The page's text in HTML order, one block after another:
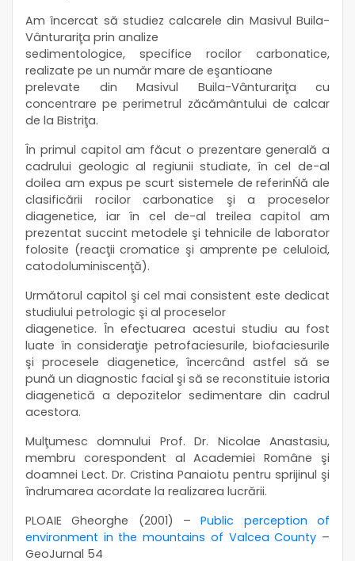
Am încercat să studiez calcarele din Masivul Buila-
Vânturariţa prin analize
sedimentologice, specifice rocilor carbonatice,
realizate pe un număr mare de eşantioane
prelevate din Masivul Buila-Vânturariţa cu
concentrare pe perimetrul zăcământului de calcar
de la Bistriţa.
În primul capitol am făcut o prezentare generală a
cadrului geologic al regiunii studiate, în cel de-al
doilea am expus pe scurt sistemele de referinŃă ale
clasificării rocilor carbonatice şi a proceselor
diagenetice, iar în cel de-al treilea capitol am
prezentat succint metodele şi tehnicile de laborator
folosite (reacţii cromatice şi amprente pe celuloid,
catodoluminiscenţă).
Următorul capitol şi cel mai consistent este dedicat
studiului petrologic şi al proceselor
diagenetice. În efectuarea acestui studiu au fost
luate în consideraţie petrofaciesurile, biofaciesurile
şi procesele diagenetice, încercând astfel să se
pună un diagnostic facial şi să se reconstituie istoria
diagenetică a depozitelor sedimentare din cadrul
acestora.
Mulţumesc domnului Prof. Dr. Nicolae Anastasiu,
membru corespondent al Academiei Române şi
doamnei Lect. Dr. Cristina Panaiotu pentru sprijinul şi
îndrumarea acordate la realizarea lucrării.
PLOAIE Gheorghe (2001) –Public perception of
environment in the mountains of Valcea County –
GeoJurnal 54